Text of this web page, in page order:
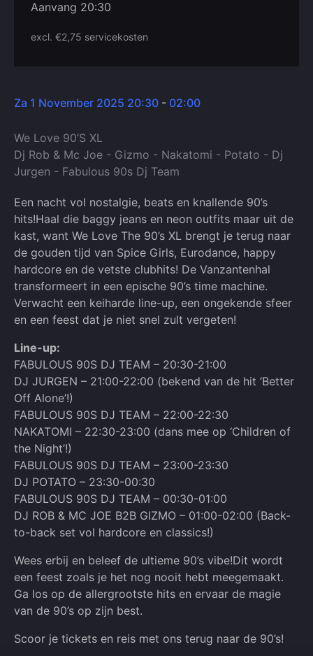
Aanvang 20:30
excl. €2,75 servicekosten
Za 1 November 2025 20:30 - 02:00
We Love 90’S XL
Dj Rob & Mc Joe - Gizmo - Nakatomi - Potato - Dj
Jurgen - Fabulous 90s Dj Team
Een nacht vol nostalgie, beats en knallende 90’s
hits!Haal die baggy jeans en neon outfits maar uit de
kast, want We Love The 90’s XL brengt je terug naar
de gouden tijd van Spice Girls, Eurodance, happy
hardcore en de vetste clubhits! De Vanzantenhal
transformeert in een epische 90’s time machine.
Verwacht een keiharde line-up, een ongekende sfeer
en een feest dat je niet snel zult vergeten!
Line-up:
FABULOUS 90S DJ TEAM – 20:30-21:00
DJ JURGEN – 21:00-22:00 (bekend van de hit ‘Better
Off Alone’!)
FABULOUS 90S DJ TEAM – 22:00-22:30
NAKATOMI – 22:30-23:00 (dans mee op ‘Children of
the Night’!)
FABULOUS 90S DJ TEAM – 23:00-23:30
DJ POTATO – 23:30-00:30
FABULOUS 90S DJ TEAM – 00:30-01:00
DJ ROB & MC JOE B2B GIZMO – 01:00-02:00 (Back-
to-back set vol hardcore en classics!)
Wees erbij en beleef de ultieme 90’s vibe!Dit wordt
een feest zoals je het nog nooit hebt meegemaakt.
Ga los op de allergrootste hits en ervaar de magie
van de 90’s op zijn best.
Scoor je tickets en reis met ons terug naar de 90’s!